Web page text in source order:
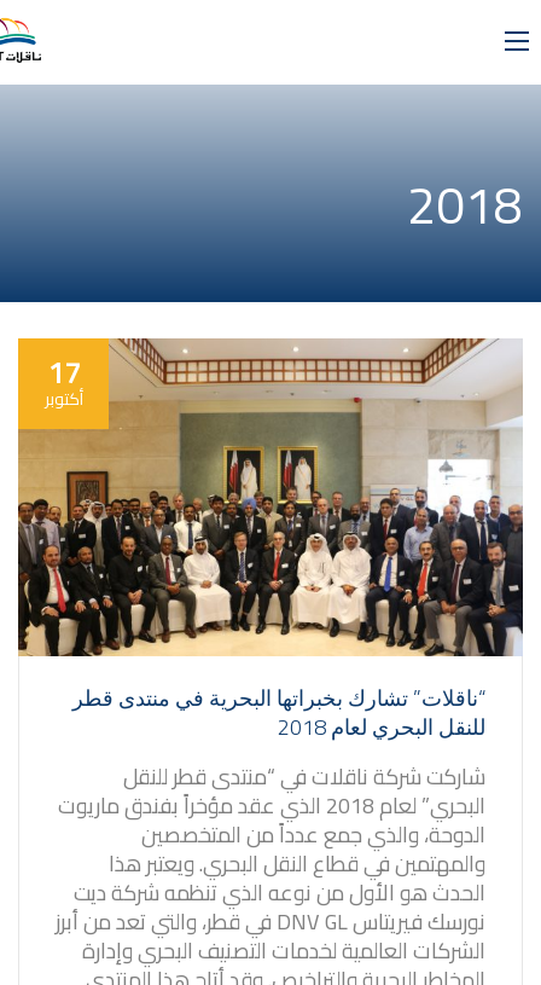
2018
17
أكتوبر
“ناقلات” تشارك بخبراتها البحرية في منتدى قطر
للنقل البحري لعام 2018
شاركت شركة ناقلات في “منتدى قطر للنقل
البحري” لعام 2018 الذي عقد مؤخراً بفندق ماريوت
الدوحة، والذي جمع عدداً من المتخصصين
والمهتمين في قطاع النقل البحري. ويعتبر هذا
الحدث هو الأول من نوعه الذي تنظمه شركة ديت
نورسك فيريتاس DNV GL في قطر، والتي تعد من أبرز
الشركات العالمية لخدمات التصنيف البحري وإدارة